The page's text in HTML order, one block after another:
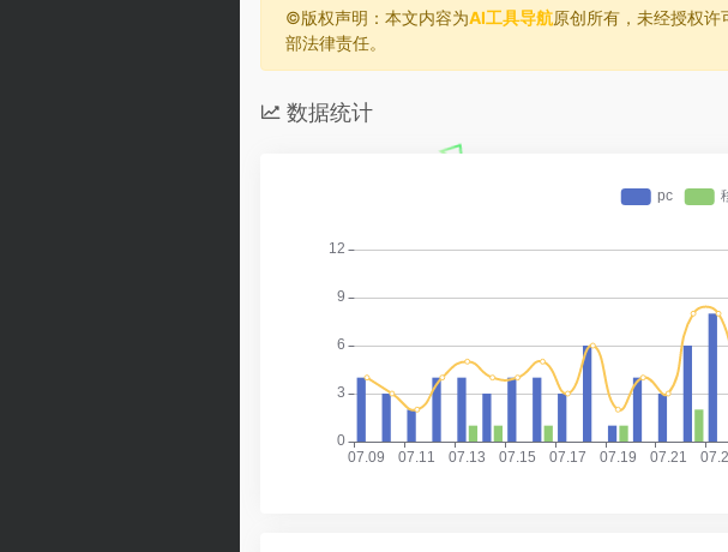
©️版权声明：本文内容为AI工具导航原创所有，未经授权
部法律责任。
数据统计